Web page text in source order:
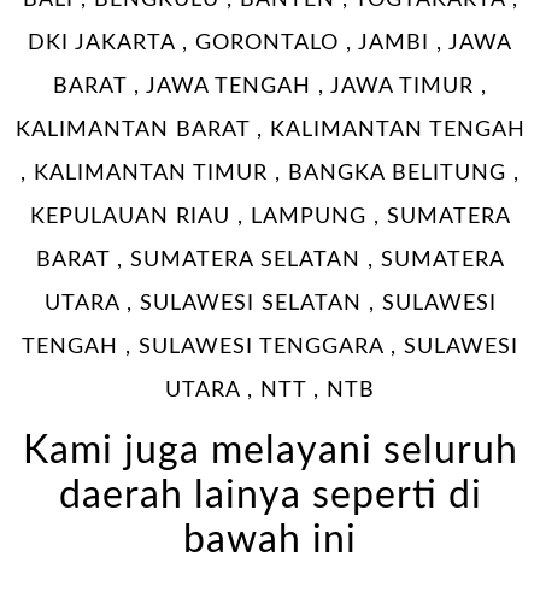
DKI JAKARTA , GORONTALO , JAMBI , JAWA
BARAT , JAWA TENGAH , JAWA TIMUR ,
KALIMANTAN BARAT , KALIMANTAN TENGAH
, KALIMANTAN TIMUR , BANGKA BELITUNG ,
KEPULAUAN RIAU , LAMPUNG , SUMATERA
BARAT , SUMATERA SELATAN , SUMATERA
UTARA , SULAWESI SELATAN , SULAWESI
TENGAH , SULAWESI TENGGARA , SULAWESI
UTARA , NTT , NTB
Kami juga melayani seluruh
daerah lainya seperti di
bawah ini